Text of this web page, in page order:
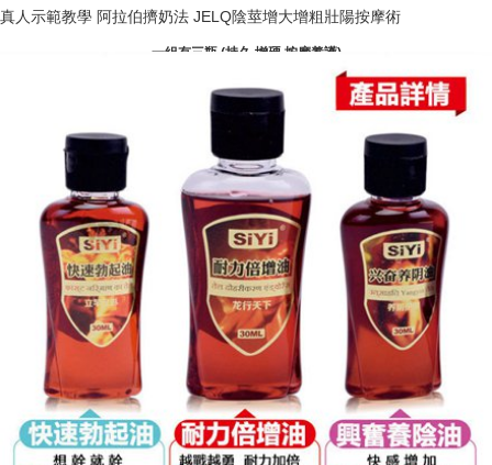
真人示範教學 阿拉伯擠奶法 JELQ陰莖增大增粗壯陽按摩術
一組有三瓶 (持久 增硬 按摩養護)